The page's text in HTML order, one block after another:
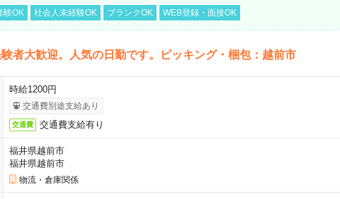
験OK 社会人未経験OK ブランクOK WEB登録・面接OK
者大歓迎。人気の日勤です。ピッキング・梱包：越前市
時給1200円
交通費別途支給あり
交通費 交通費支給有り
福井県越前市
福井県越前市
物流・倉庫関係